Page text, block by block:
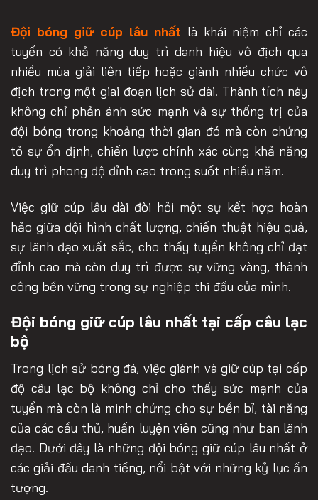
Đội bóng giữ cúp lâu nhất là khái niệm chỉ các
tuyển có khả năng duy trì danh hiệu vô địch qua
nhiều mùa giải liên tiếp hoặc giành nhiều chức vô
địch trong một giai đoạn lịch sử dài. Thành tích này
không chỉ phản ánh sức mạnh và sự thống trị của
đội bóng trong khoảng thời gian đó mà còn chứng
tỏ sự ổn định, chiến lược chính xác cùng khả năng
duy trì phong độ đỉnh cao trong suốt nhiều năm.
Việc giữ cúp lâu dài đòi hỏi một sự kết hợp hoàn
hảo giữa đội hình chất lượng, chiến thuật hiệu quả,
sự lãnh đạo xuất sắc, cho thấy tuyển không chỉ đạt
đỉnh cao mà còn duy trì được sự vững vàng, thành
công bền vững trong sự nghiệp thi đấu của mình.
Đội bóng giữ cúp lâu nhất tại cấp câu lạc
bộ
Trong lịch sử bóng đá, việc giành và giữ cúp tại cấp
độ câu lạc bộ không chỉ cho thấy sức mạnh của
tuyển mà còn là minh chứng cho sự bền bỉ, tài năng
của các cầu thủ, huấn luyện viên cũng như ban lãnh
đạo. Dưới đây là những đội bóng giữ cúp lâu nhất ở
các giải đấu danh tiếng, nổi bật với những kỷ lục ấn
tượng.